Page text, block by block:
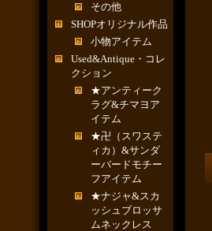
その他
SHOPオリジナル作品
小物アイテム
Used&Antique・コレ
クション
★アンティーク
ラグ&チマヨア
イテム
★卍（スワステ
ィカ）&サンダ
ーバードモチー
フアイテム
★ナジャ&スカ
ッシュブロッサ
ムネックレス